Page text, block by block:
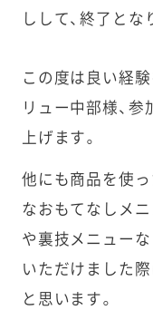
しして、終了とな
この度は良い経
リュー中部様、
上げます。
他にも商品を使
なおもてなしメ
や裏技メニュー
いただけました
と思います。